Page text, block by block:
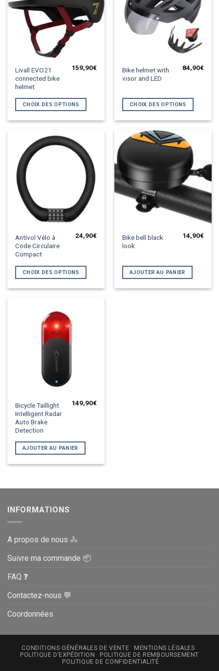
du
produit
Livall EVO21
connected bike
helmet
159,90€
CHOIX DES OPTIONS
Ce
produit
a
plusieurs
variations.
Les
peuvent
être
choisies
sur
la
page
du
produit
Bike helmet with
visor and LED
84,90€
CHOIX DES OPTIONS
Ce
produit
plusieurs
variations.
Les
options
peuvent
choisies
la
page
produit
Antivol Vélo à
Code Circulaire
Compact
24,90€
CHOIX DES OPTIONS
Ce
produit
a
plusieurs
variations.
Les
Bike bell black
look
14,90€
AJOUTER AU PANIER
Bicycle Taillight
Intelligent Radar
Auto Brake
Detection
149,90€
AJOUTER AU PANIER
INFORMATIONS
A propos de nous 🚴
Suivre ma commande 📦
FAQ ❓
Contactez-nous 💬
Coordonnées
CONDITIONS GÉNÉRALES DE VENTE
MENTIONS LÉGALES
POLITIQUE D’EXPÉDITION
POLITIQUE DE REMBOURSEMENT
POLITIQUE DE CONFIDENTIALITÉ